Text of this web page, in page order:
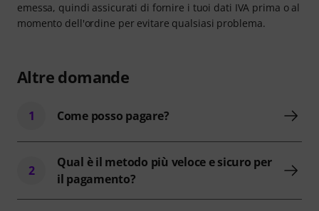
emessa, quindi assicurati di fornire i tuoi dati IVA prima o al
momento dell'ordine per evitare qualsiasi problema.
Altre domande
1 Come posso pagare?
2
Qual è il metodo più veloce e sicuro per
il pagamento?